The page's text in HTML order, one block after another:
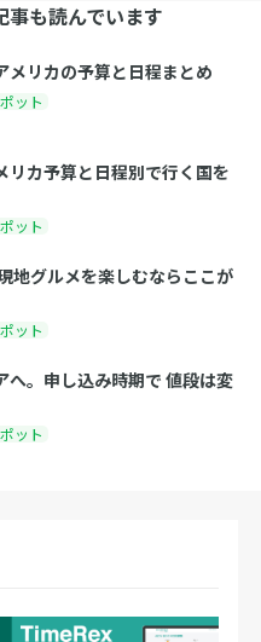
事も読んでいます
メリカの予算と日程まとめ
ット
リカ予算と日程別で行く国を
ット
地グルメを楽しむならここが
ット
へ。申し込み時期で 値段は変
ット